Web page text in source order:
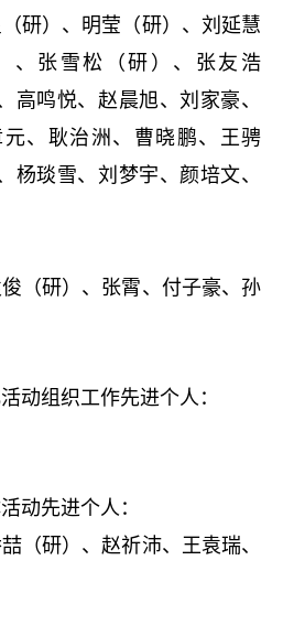
研）、明莹（研）、刘延慧
、张雪松（研）、张友浩
高鸣悦、赵晨旭、刘家豪、
、耿治洲、曹晓鹏、王骋
杨琰雪、刘梦宇、颜培文、
（研）、张霄、付子豪、孙
动组织工作先进个人：
动先进个人：
（研）、赵祈沛、王袁瑞、